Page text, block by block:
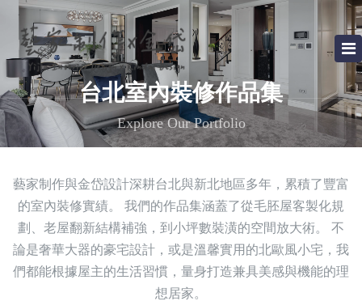
台北室內裝修作品集
Explore Our Portfolio
藝家制作與金岱設計深耕台北與新北地區多年，累積了豐富
的室內裝修實績。 我們的作品集涵蓋了從毛胚屋客製化規
劃
老屋翻新結構補強，到 小坪數裝潢的空間放大術。 不
論是奢華大器的豪宅設計，或是溫馨實用的北歐風小宅，我
們都能根據屋主的生活習慣，量身打造兼具美感與機能的理
想居家。